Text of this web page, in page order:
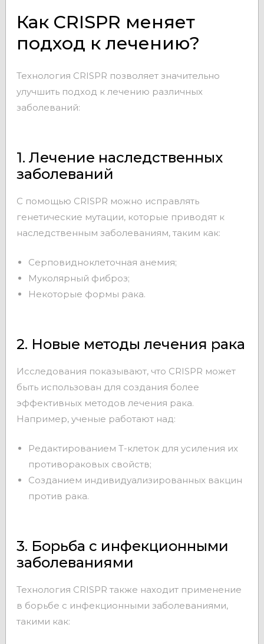
Как CRISPR меняет
подход к лечению?
Технология CRISPR позволяет значительно
улучшить подход к лечению различных
заболеваний:
1. Лечение наследственных
заболеваний
С помощью CRISPR можно исправлять
генетические мутации, которые приводят к
наследственным заболеваниям, таким как:
Серповидноклеточная анемия;
Муколярный фиброз;
Некоторые формы рака.
2. Новые методы лечения рака
Исследования показывают, что CRISPR может
быть использован для создания более
эффективных методов лечения рака.
Например, ученые работают над:
Редактированием Т-клеток для усиления их
противораковых свойств;
Созданием индивидуализированных вакцин
против рака.
3. Борьба с инфекционными
заболеваниями
Технология CRISPR также находит применение
в борьбе с инфекционными заболеваниями,
такими как: